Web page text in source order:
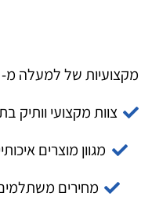
מקצועיות של למעלה מ- 14
צוות מקצועי וותיק
מגוון מוצרים
מחירים